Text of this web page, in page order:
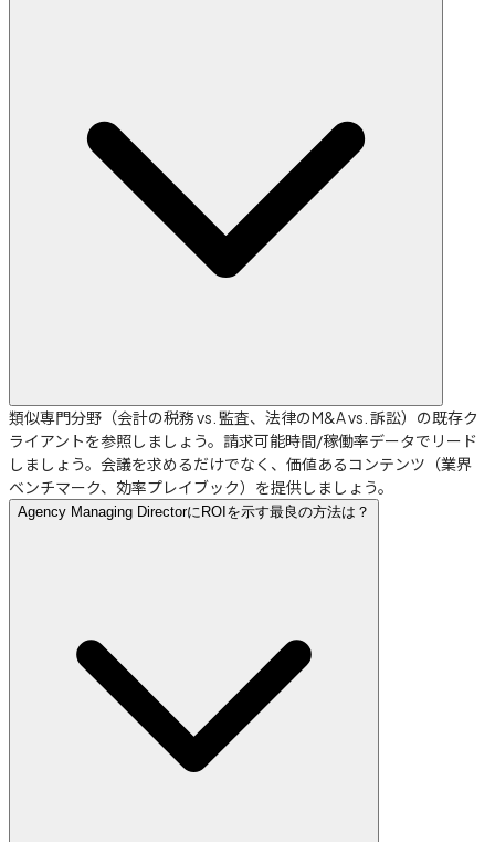
類似専門分野（会計の税務 vs. 監査、法律のM&A vs. 訴訟）の既存ク
ライアントを参照しましょう。請求可能時間/稼働率データでリード
しましょう。会議を求めるだけでなく、価値あるコンテンツ（業界
ベンチマーク、効率プレイブック）を提供しましょう。
Agency Managing DirectorにROIを示す最良の方法は？